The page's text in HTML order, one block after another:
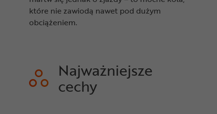
które nie zawiodą nawet pod dużym
obciążeniem.
Najważniejsze
cechy